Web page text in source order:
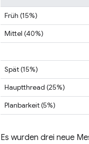
Früh (15%)
Mittel (40%)
Spät (15%)
Hauptthread (25%)
Planbarkeit (5%)
Es wurden drei neue